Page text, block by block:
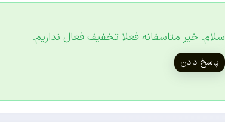
سلام. خیر متاسفانه فعلا تخفیف فعال نداریم.
پاسخ دادن